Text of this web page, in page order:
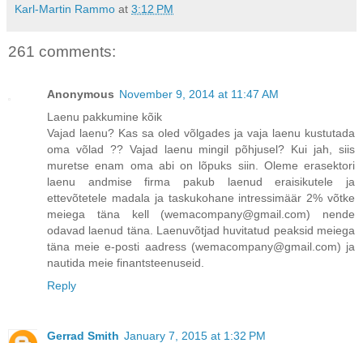
Karl-Martin Rammo at 3:12 PM
261 comments:
Anonymous November 9, 2014 at 11:47 AM
Laenu pakkumine kõik
Vajad laenu? Kas sa oled võlgades ja vaja laenu kustutada
oma võlad ?? Vajad laenu mingil põhjusel? Kui jah, siis
muretse enam oma abi on lõpuks siin. Oleme erasektori
laenu andmise firma pakub laenud eraisikutele ja
ettevõtetele madala ja taskukohane intressimäär 2% võtke
meiega täna kell (wemacompany@gmail.com) nende
odavad laenud täna. Laenuvõtjad huvitatud peaksid meiega
täna meie e-posti aadress (wemacompany@gmail.com) ja
nautida meie finantsteenuseid.
Reply
Gerrad Smith January 7, 2015 at 1:32 PM